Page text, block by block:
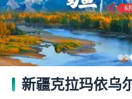
新疆克拉玛依乌